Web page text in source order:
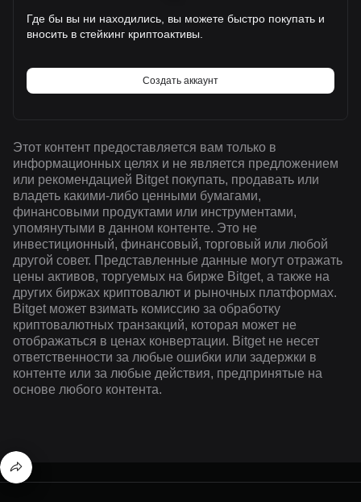
Где бы вы ни находились, вы можете быстро покупать и
вносить в стейкинг криптоактивы.
Создать аккаунт
Этот контент предоставляется вам только в
информационных целях и не является предложением
или рекомендацией Bitget покупать, продавать или
владеть какими-либо ценными бумагами,
финансовыми продуктами или инструментами,
упомянутыми в данном контенте. Это не
инвестиционный, финансовый, торговый или любой
другой совет. Представленные данные могут отражать
цены активов, торгуемых на бирже Bitget, а также на
других биржах криптовалют и рыночных платформах.
Bitget может взимать комиссию за обработку
криптовалютных транзакций, которая может не
отображаться в ценах конвертации. Bitget не несет
ответственности за любые ошибки или задержки в
контенте или за любые действия, предпринятые на
основе любого контента.